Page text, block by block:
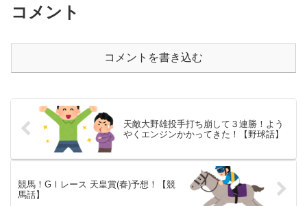
コメント
コメントを書き込む
天敵大野雄投手打ち崩して３連勝！よう
やくエンジンかかってきた！【野球話】
競馬！GⅠレース 天皇賞(春)予想！【競
馬話】